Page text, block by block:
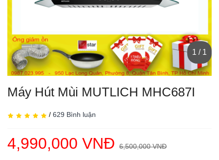
1 / 1
Máy Hút Mùi MUTLICH MHC687I
/ 629 Bình luận
4,990,000 VNĐ 6,500,000 VNĐ